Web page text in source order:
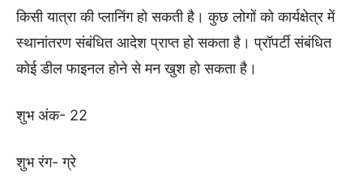
किसी यात्रा की प्लानिंग हो सकती है। कुछ लोगों को कार्यक्षेत्र में
स्थानांतरण संबंधित आदेश प्राप्त हो सकता है। प्रॉपर्टी संबंधित
कोई डील फाइनल होने से मन खुश हो सकता है।
शुभ अंक- 22
शुभ रंग- ग्रे